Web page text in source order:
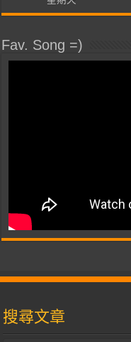
Fav. Song =)
搜尋文章